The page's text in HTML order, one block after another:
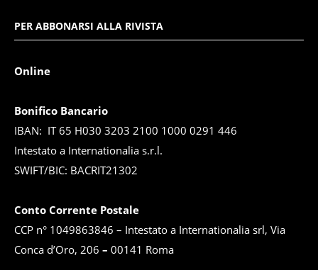
PER ABBONARSI ALLA RIVISTA
Online
Bonifico Bancario
IBAN: IT 65 H030 3203 2100 1000 0291 446
Intestato a Internationalia s.r.l.
SWIFT/BIC: BACRIT21302
Conto Corrente Postale
CCP n° 1049863846 – Intestato a Internationalia srl, Via
Conca d’Oro, 206 – 00141 Roma